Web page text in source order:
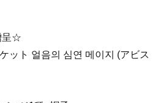
呈☆
ット 얼음의 심연 메이지 (アビス